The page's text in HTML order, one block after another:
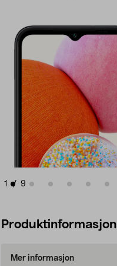
1 / 9
Produktinformasjon
Mer informasjon